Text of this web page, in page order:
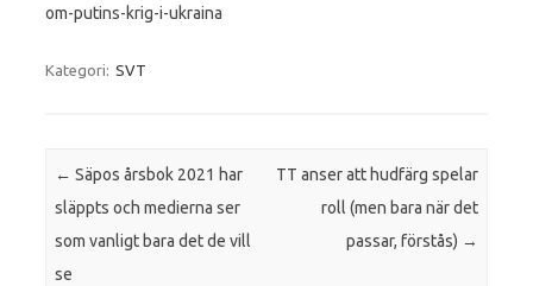
om-putins-krig-i-ukraina
Kategori: SVT
Inläggsnavigering
← Säpos årsbok 2021 har
släppts och medierna ser
som vanligt bara det de vill
se
TT anser att hudfärg spelar
roll (men bara när det
passar, förstås) →